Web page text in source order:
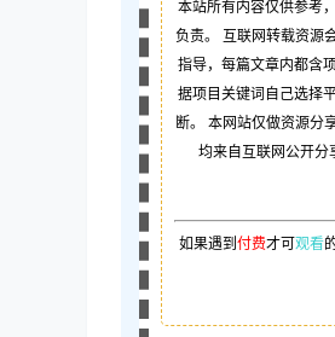
本站所有内容仅供参考
负责。 互联网转载资源
指导，每篇文章内都含
据项目关键词自己选择
断。 本网站仅做资源分
均来自互联网公开分
如果遇到 付费才可观看